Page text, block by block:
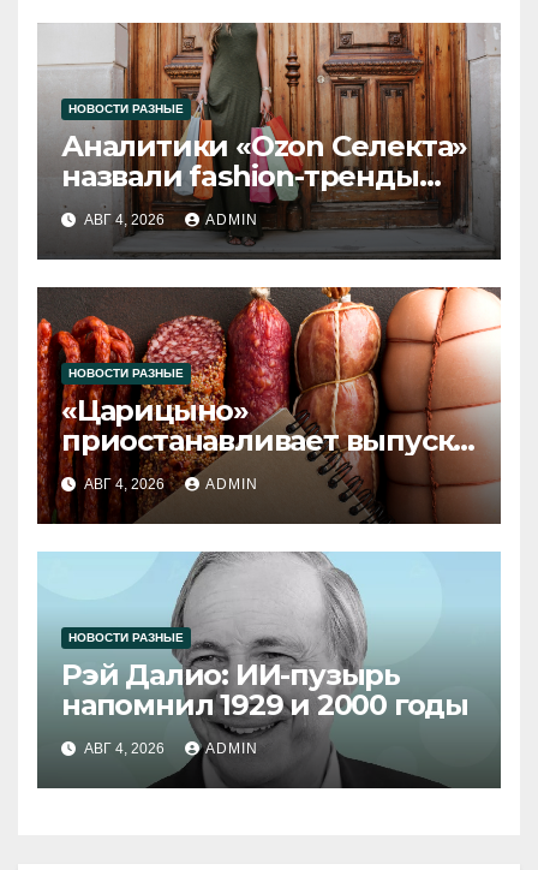
НОВОСТИ РАЗНЫЕ
Аналитики «Ozon Селекта»
назвали fashion-тренды
2026 года
АВГ 4, 2026 ADMIN
НОВОСТИ РАЗНЫЕ
«Царицыно»
приостанавливает выпуск
продукции
АВГ 4, 2026 ADMIN
НОВОСТИ РАЗНЫЕ
Рэй Далио: ИИ-пузырь
напомнил 1929 и 2000 годы
АВГ 4, 2026 ADMIN